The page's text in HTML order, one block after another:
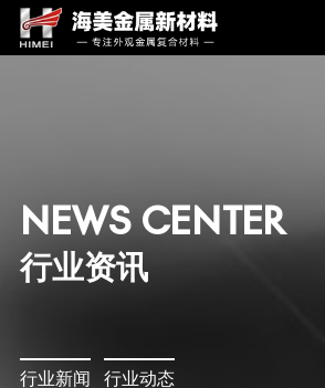
NEWS CENTER
行业资讯
行业新闻 行业动态